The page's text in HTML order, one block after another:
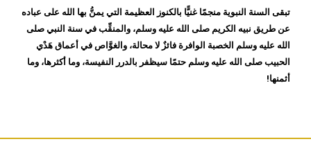
السنة
محمود
المصري
تبقى السنة النبوية منجمًا غنيًّا بالكنوز العظيمة التي يمنُّ بها الله على عباده
عن طريق نبيه الكريم صلى الله عليه وسلم، والمنقِّب في سنة النبي صلى
الله عليه وسلم الخصبة الوافرة فائزٌ لا محالة، والغوَّاص في أعماق هَدْي
الحبيب صلى الله عليه وسلم حتمًا سيظفر بالدرر النفيسة، وما أكثرها، وما
أثمنها!